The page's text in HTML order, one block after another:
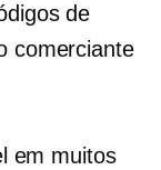
de
comerciante
em muitos